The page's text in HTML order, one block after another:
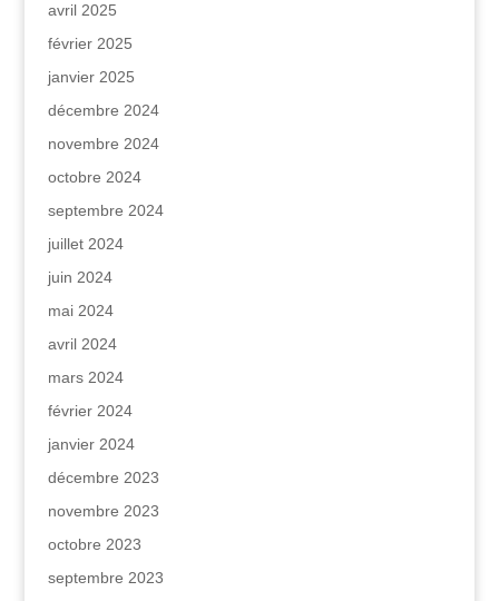
avril 2025
février 2025
janvier 2025
décembre 2024
novembre 2024
octobre 2024
septembre 2024
juillet 2024
juin 2024
mai 2024
avril 2024
mars 2024
février 2024
janvier 2024
décembre 2023
novembre 2023
octobre 2023
septembre 2023